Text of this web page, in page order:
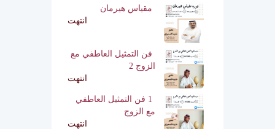
مقياس هيرمان
انتهت
فن التمثيل العاطفي مع
الزوج 2
انتهت
1 فن التمثيل العاطفي
مع الزوج
انتهت